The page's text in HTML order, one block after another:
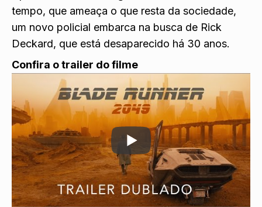
tempo, que ameaça o que resta da sociedade,
um novo policial embarca na busca de Rick
Deckard, que está desaparecido há 30 anos.
Confira o trailer do filme